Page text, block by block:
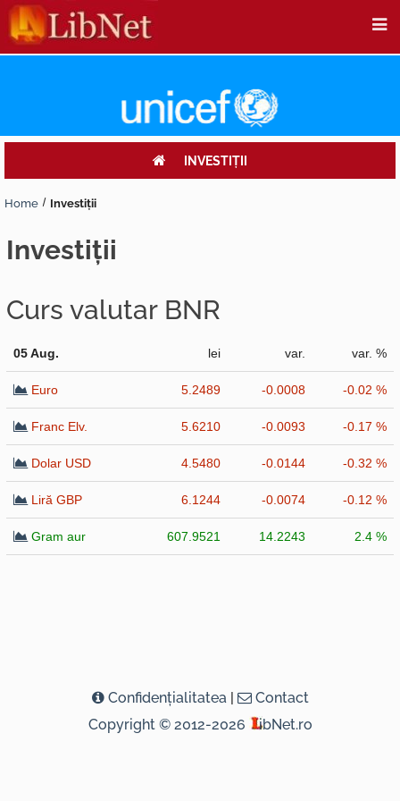
INVESTIŢII
Home Investiţii
investiţii
Curs valutar BNR
05 Aug. lei var. var. %
Euro 5.2489 -0.0008 -0.02 %
Franc Elv. 5.6210 -0.0093 -0.17 %
Dolar USD 4.5480 -0.0144 -0.32 %
Liră GBP 6.1244 -0.0074 -0.12 %
Gram aur 607.9521 14.2243 2.4 %
Confidenţialitatea |
Contact
Copyright © 2012-2026
ibNet.ro